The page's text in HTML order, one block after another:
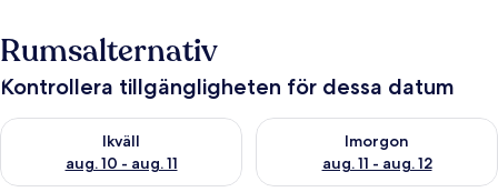
Rumsalternativ
Kontrollera tillgängligheten för dessa datum
Ikväll
aug. 10 - aug. 11
Kontrollera tillgängligheten för ikväll aug. 10 - aug. 11
Imorgon
aug. 11 - aug. 12
Kontrollera tillgängligheten